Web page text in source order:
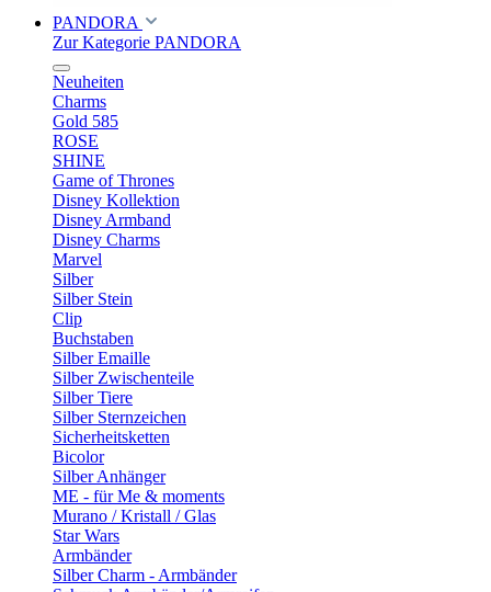
PANDORA
Zur Kategorie PANDORA
Neuheiten
Charms
Gold 585
ROSE
SHINE
Game of Thrones
Disney Kollektion
Disney Armband
Disney Charms
Marvel
Silber
Silber Stein
Clip
Buchstaben
Silber Emaille
Silber Zwischenteile
Silber Tiere
Silber Sternzeichen
Sicherheitsketten
Bicolor
Silber Anhänger
ME - für Me & moments
Murano / Kristall / Glas
Star Wars
Armbänder
Silber Charm - Armbänder